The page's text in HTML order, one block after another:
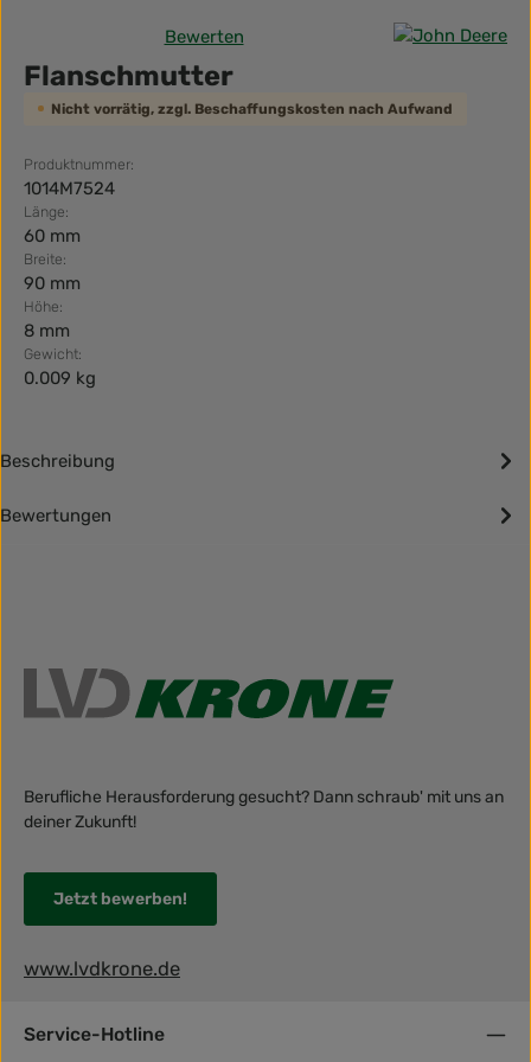
Durchschnittliche Bewertung von 0 von 5 Sternen
Bewerten
Flanschmutter
Nicht vorrätig, zzgl. Beschaffungskosten nach Aufwand
Produktnummer:
1014M7524
Länge:
60 mm
Breite:
90 mm
Höhe:
8 mm
Gewicht:
0.009 kg
Beschreibung
Bewertungen
Berufliche Herausforderung gesucht? Dann schraub' mit uns an
deiner Zukunft!
Jetzt bewerben!
www.lvdkrone.de
Service-Hotline